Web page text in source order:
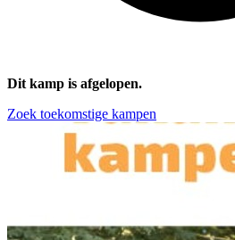
Dit kamp is afgelopen.
Zoek toekomstige kampen